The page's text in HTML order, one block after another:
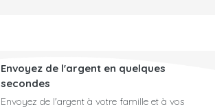
Envoyez de l'argent en quelques
secondes
Envoyez de l'argent à votre famille et à vos